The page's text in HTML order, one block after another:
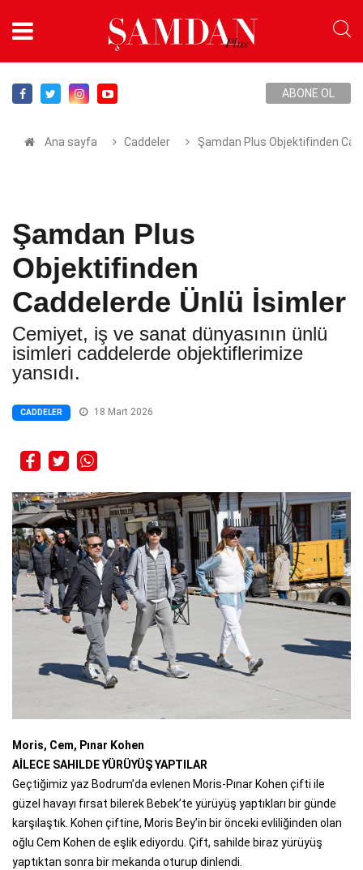
ABONE OL
Ana sayfa Caddeler Şamdan Plus Objektifinden
Şamdan Plus
Objektifinden
Caddelerde Ünlü İsimler
Cemiyet, iş ve sanat dünyasının ünlü
isimleri caddelerde objektiflerimize
yansıdı.
CADDELER 18 Mart 2026
Moris, Cem, Pınar Kohen
AİLECE SAHILDE YÜRÜYÜŞ YAPTILAR
Geçtiğimiz yaz Bodrum’da evlenen Moris-Pınar Kohen çifti ile
güzel havayı fırsat bilerek Bebek’te yürüyüş yaptıkları bir günde
karşılaştık. Kohen çiftine, Moris Bey’in bir önceki evliliğinden olan
oğlu Cem Kohen de eşlik ediyordu. Çift, sahilde biraz yürüyüş
yaptıktan sonra bir mekanda oturup dinlendi.